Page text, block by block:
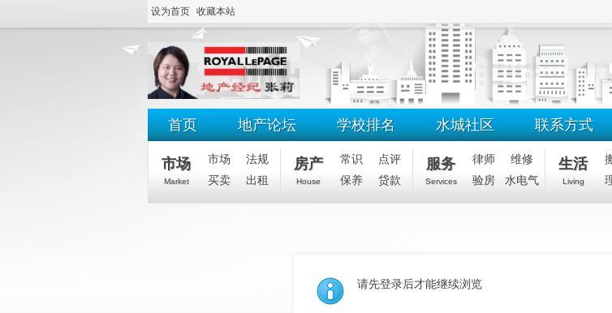
设为首页 收藏本站
首页 地产论坛 学校排名 水城社区 联系方式
市场
Market
市场
法规
买卖
出租
房产
House
常识
点评
保养
贷款
服务
Services
律师
维修
验房
水电气
生活
Living
请先登录后才能继续浏览